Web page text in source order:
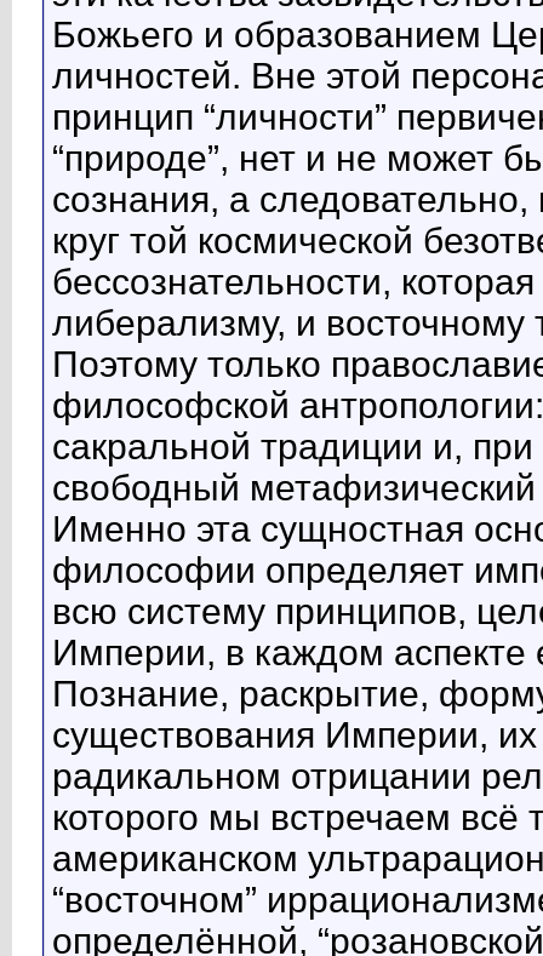
Божьего и образованием
личностей. Вне этой
принцип “личности”
“природе”, нет и не может
сознания, а
круг той космической
бессознательности,
либерализму, и восточному
Поэтому только
философской
сакральной традиции и,
свободный метафизический
Именно эта сущностная
философии определяет
всю систему принципов,
Империи, в каждом аспекте
Познание, раскрытие,
существования Империи, их
радикальном отрицании
которого мы встречаем всё
американском
“восточном”
определённой,